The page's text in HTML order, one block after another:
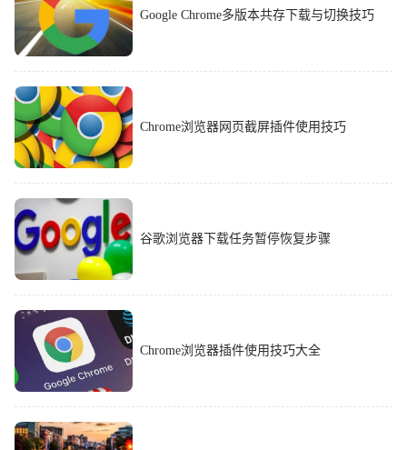
Google Chrome多版本共存下载与切换技巧
Chrome浏览器网页截屏插件使用技巧
谷歌浏览器下载任务暂停恢复步骤
Chrome浏览器插件使用技巧大全